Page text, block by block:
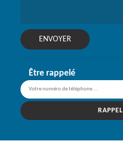
Être rappelé